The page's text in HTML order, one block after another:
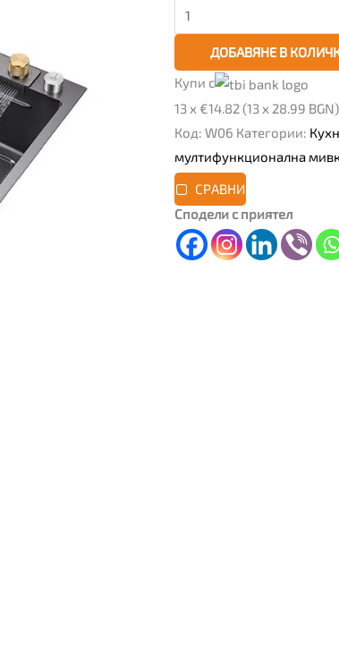
смесител
ДОБАВЯНЕ В
Купи с
13 x €14.82 (13 x 28.99 BGN)
Код: W06 Категории:
мултифункционална
СРАВНИ
Сподели с приятел